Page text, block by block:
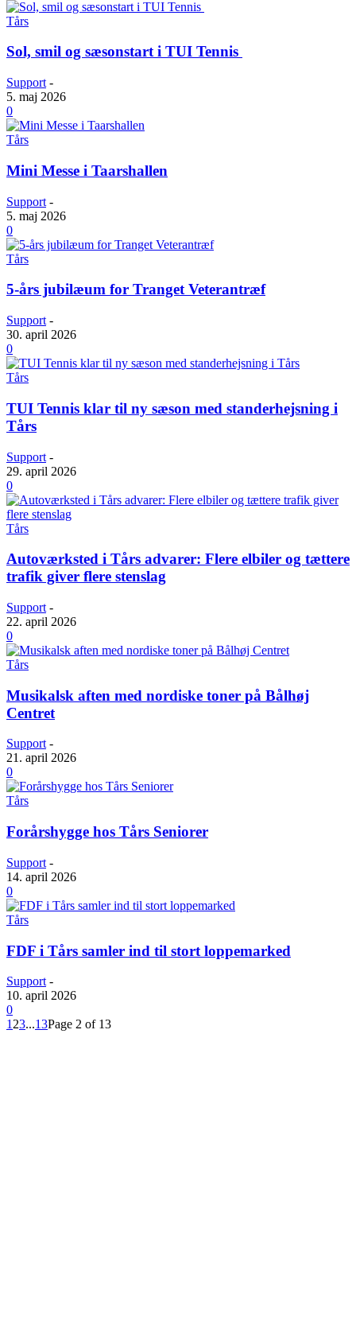
Tårs
Sol, smil og sæsonstart i TUI Tennis
Support -
5. maj 2026
0
Tårs
Mini Messe i Taarshallen
Support -
5. maj 2026
0
Tårs
5-års jubilæum for Tranget Veterantræf
Support -
30. april 2026
0
Tårs
TUI Tennis klar til ny sæson med stander­hejsning i
Tårs
Support -
29. april 2026
0
Tårs
Autoværksted i Tårs advarer: Flere elbiler og tættere
trafik giver flere stenslag
Support -
22. april 2026
0
Tårs
Musikalsk aften med nordiske toner på Bålhøj
Centret
Support -
21. april 2026
0
Tårs
Forårshygge hos Tårs Seniorer
Support -
14. april 2026
0
Tårs
FDF i Tårs samler ind til stort loppemarked
Support -
10. april 2026
0
1 23...13Page 2 of 13